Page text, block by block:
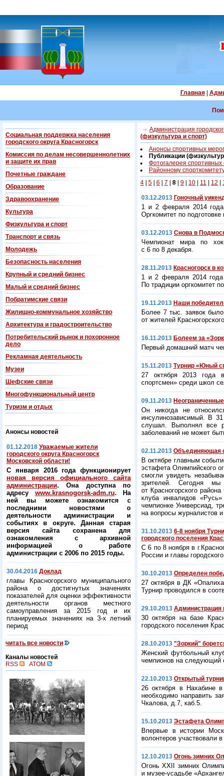
Главная|
Социальная поддержка населения
городского округа Красногорск
Комиссия по делам несовершеннолетних
и защите их прав
Почетные граждане
Образование
Здравоохранение
Культура
Физкультура и спорт
Транспорт и связь
Молодежь
Безопасность населения
Крупный и средний бизнес
Малый и средний бизнес
Побратимские связи
Жилищно-коммунальное хозяйство
Архитектура и градостроительство
Потребительский рынок и похоронное
дело
Рекламная деятельность
Музеи
Шефские связи
Многофункциональный центр
Туризм и отдых
Анонсы новостей
01.12.2018 Уважаемые жители
городского округа Красногорск
Московской области!
С января 2016 года функционирует
новая версия официального сайта
администрации. Она доступна по
адресу www.krasnogorsk-adm.ru. На
ней вы можете ознакомится с
последними новостями о
деятельности администрации и
событиях в округе. Данная старая
версия сайта сохранена для
ознакомления с архивной
информацией о работе
администрации с 2006 по 2015 годы.
30.04.2016 Доклад
главы Красногорского муниципального
района о достигнутых значениях
показателей для оценки эффективности
деятельности органов местного
самоуправления за 2015 год и их
планируемых значениях на 3-х летний
период
читать все новости
Каналы новостей
RSS
ATOM
Администрация
(физкультура и спорт)
Анонсы спортивных
Публикации
Фотогалерея спортивных
Районному
4
5 6 7 8 9 10 11 12
03.12.2013 Гоночный
1 и 2 февраля 2014 года
Оргкомитет по
03.12.2013 Снова в
Чемпионат мира по
с 6 по 8 декабря.
28.11.2013 Красногорск в
1 и 2 февраля 2014 года
По традиции оргкомитет
19.11.2013 Наши
Более 7 тыс. заявок
от жителей
16.11.2013 Болеем за
Первый домашний матч
15.11.2013 Турнир «Юный
27 октября 2013 года
спортсмен» среди школ
09.11.2013
Он никогда не
инсулинозависимый. В
слушал. Выполнял все
заболеваний не может
02.11.2013 Объединяющая
В октябре главным
эстафета Олимпийского
смогли увидеть
зрителей. Сегодня
от Красногорского
клуба инвалидов
чемпионке Универсиад,
на вопросы журналистов и
31.10.2013 6-8 ноября
городского поселения
С 6 по 8 ноября в
России и главы
30.10.2013 Определен
27 октября в ДК
Турнир проводился в
29.10.2013 Администрация
30 октября на базе
городского поселения
28.10.2013 "Зоркий"
Женский футбольный
чемпионов на следующий
22.10.2013 Открытый
26 октября в Нахабине
необходимо направить
Чкалова, д.7, каб.5.
15.10.2013 Эстафета
Впервые в истории
волонтеров участвовали
12.10.2013 Огонь зимних
Огонь XXII зимних
и музее-усадьбе